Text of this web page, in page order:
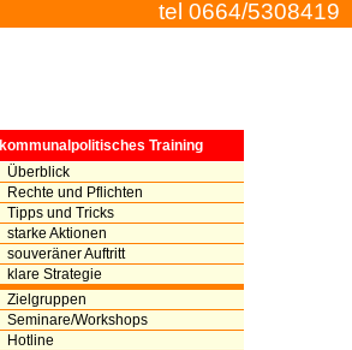
tel 0664/5308419
kommunalpolitisches Training
Überblick
Rechte und Pflichten
Tipps und Tricks
starke Aktionen
souveräner Auftritt
klare Strategie
Zielgruppen
Seminare/Workshops
Hotline